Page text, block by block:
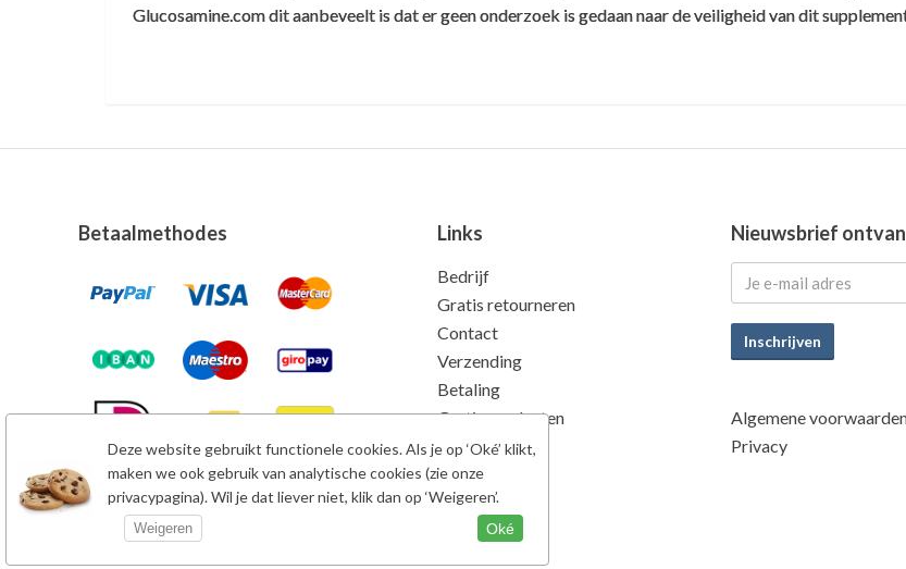
Deze website gebruikt functionele cookies. Als je op ‘Oké’ klikt,
maken we ook gebruik van analytische cookies (zie onze
privacypagina). Wil je dat liever niet, klik dan op ‘Weigeren’.
Weigeren Oké
Glucosamine.com dit aanbeveelt is dat er geen onderzoek is gedaan naar de veiligheid van dit
Betaalmethodes Links
Bedrijf
Gratis retourneren
Contact
Verzending
Betaling
Gratis producten
Kwaliteit
Nieuwsbrief
Inschrijven
Algemene
Privacy